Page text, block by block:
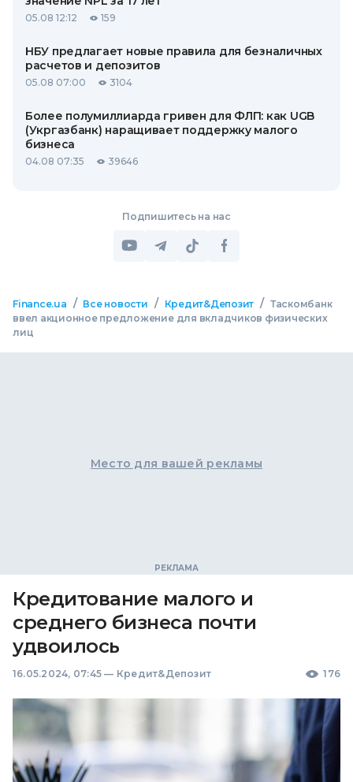
05.08 12:12 159
НБУ предлагает новые правила для безналичных
расчетов и депозитов
05.08 07:00 3104
Более полумиллиарда гривен для ФЛП: как UGB
(Укргазбанк) наращивает поддержку малого
бизнеса
04.08 07:35 39646
Подпишитесь на нас
Finance.ua / Все новости / Кредит&Депозит / Таскомбанк
ввел акционное предложение для вкладчиков физических
лиц
Место для вашей рекламы
Кредитование малого и
среднего бизнеса почти
удвоилось
16.05.2024, 07:45 — Кредит&Депозит 176